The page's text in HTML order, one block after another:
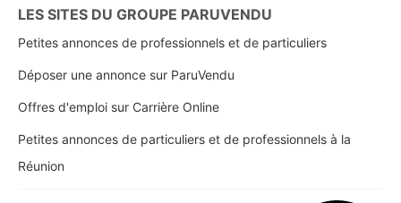
LES SITES DU GROUPE PARUVENDU
Petites annonces de professionnels et de particuliers
Déposer une annonce sur ParuVendu
Offres d'emploi sur Carrière Online
Petites annonces de particuliers et de professionnels à la
Réunion